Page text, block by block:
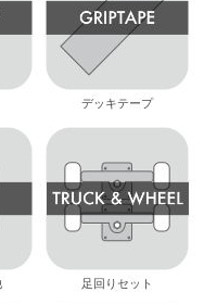
デッキテープ
足回りセット